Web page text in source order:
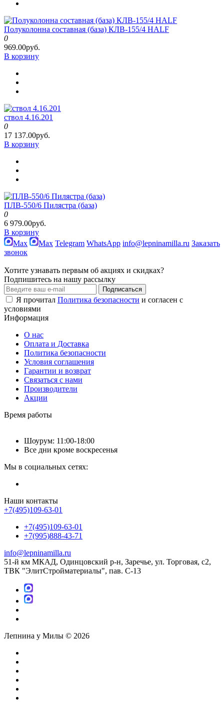
Полуколонна составная (база) КЛВ-155/4 HALF
0
969.00руб.
В корзину
ствол 4.16.201
0
17 137.00руб.
В корзину
ПЛВ-550/6 Пилястра (база)
0
6 979.00руб.
В корзину
Max
Max Telegram WhatsApp info@lepninamilla.ru Заказать
звонок
Хотите узнавать первым об акциях и скидках?
Подпишитесь на нашу рассылку
Подписаться
Я прочитал Политика безопасности и согласен с
условиями
Информация
О нас
Оплата и Доставка
Политика безопасности
Условия соглашения
Гарантии и возврат
Связаться с нами
Производители
Акции
Время работы
Шоурум: 11:00-18:00
Все дни кроме воскресенья
Мы в социальных сетях:
Наши контакты
+7(495)109-63-01
+7(495)109-63-01
+7(995)888-43-71
info@lepninamilla.ru
51-й км МКАД, Одинцовский р-н, Заречье, ул. Торговая, с2,
ТВК "ЭлитСтройматериалы", пав. С-13
Лепнина у Милы © 2026